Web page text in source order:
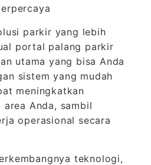
parkir yang lebih
portal palang parkir
utama yang bisa Anda
sistem yang mudah
meningkatkan
Anda, sambil
operasional secara
teknologi,